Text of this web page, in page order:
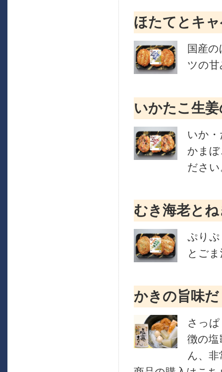
ほたてとキ
国産
ツの
いかたこ生
いか
かま
ださい
むき海老と
ぷり
とご
かきの旨味
さっ
徴の
ん、